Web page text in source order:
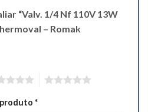
“Valv. 1/4 Nf 110V 13W
– Romak
produto *